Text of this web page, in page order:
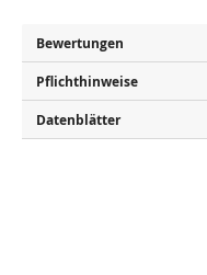
Bewertungen
Pflichthinweise
Datenblätter